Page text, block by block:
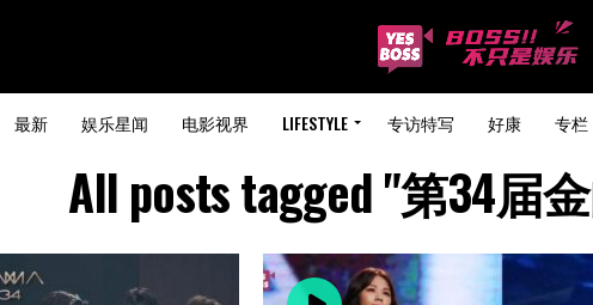
最新 娱乐星闻 电影视界 LIFESTYLE 专访特写 好康 专栏
All posts tagged "第34届